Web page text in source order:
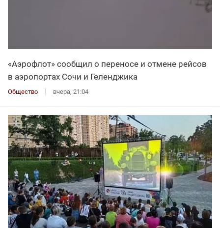
«Аэрофлот» сообщил о переносе и отмене рейсов
в аэропортах Сочи и Геленджика
Общество вчера, 21:04